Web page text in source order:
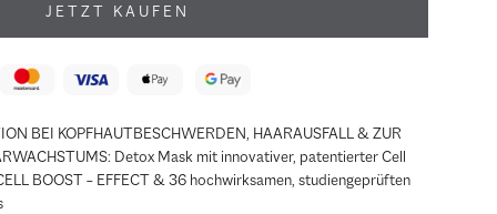
JETZT KAUFEN
BEI KOPFHAUTBESCHWERDEN, HAARAUSFALL & ZUR
Detox Mask mit innovativer, patentierter Cell
BOOST – EFFECT & 36 hochwirksamen, studiengeprüften